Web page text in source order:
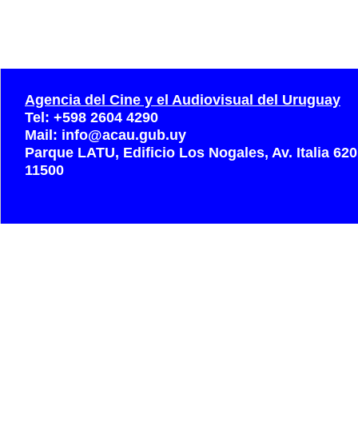
Agencia del Cine y el Audiovisual del Uruguay
Tel: +598 2604 4290
Mail: info@acau.gub.uy
Parque LATU, Edificio Los Nogales, Av. Italia
11500